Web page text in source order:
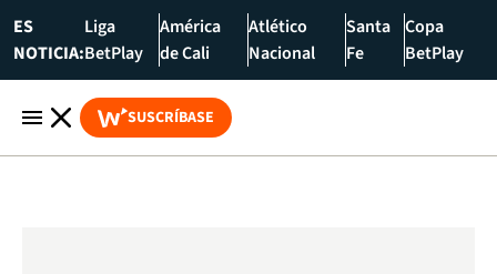
ES
NOTICIA:
Liga
BetPlay
América
de Cali
Atlético
Nacional
Santa
Fe
Copa
BetPlay
SUSCRÍBASE